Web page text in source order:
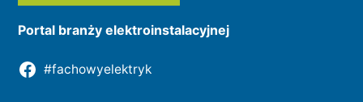
Portal branży elektroinstalacyjnej
#fachowyelektryk